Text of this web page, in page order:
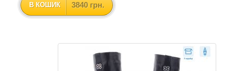
В КОШИК 3840 грн.